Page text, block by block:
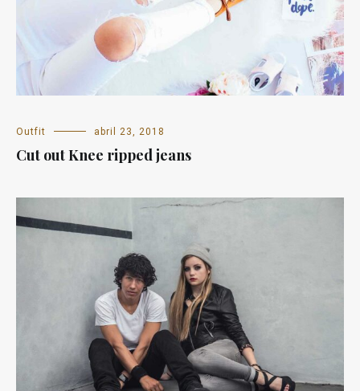
Outfit abril 23, 2018
Cut out Knee ripped jeans